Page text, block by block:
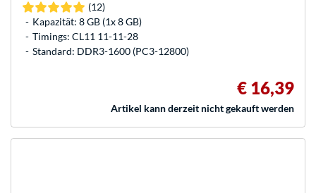
(12)
Kapazität: 8 GB (1x 8 GB)
Timings: CL11 11-11-28
Standard: DDR3-1600 (PC3-12800)
€ 16,39
Artikel kann derzeit nicht gekauft werden